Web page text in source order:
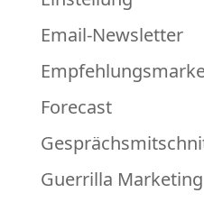
Email-Newsletter
Forecast
Guerrilla Marketing